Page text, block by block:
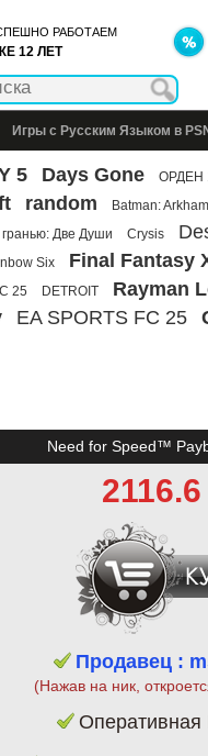
РАБОТАЕМ
12 ЛЕТ
Игры с Русским Языком в
5 Days Gone ОРДЕН
random Batman:
Две Души Crysis
Six Final Fantasy
25 DETROIT Rayman
EA SPORTS FC 25
Need for Speed™
Продавец :
(Нажав на ник,